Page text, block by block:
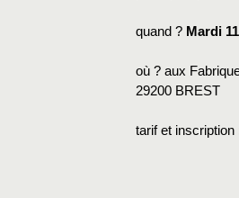
quand ? Mardi
où ? aux
29200 BREST
tarif et inscription